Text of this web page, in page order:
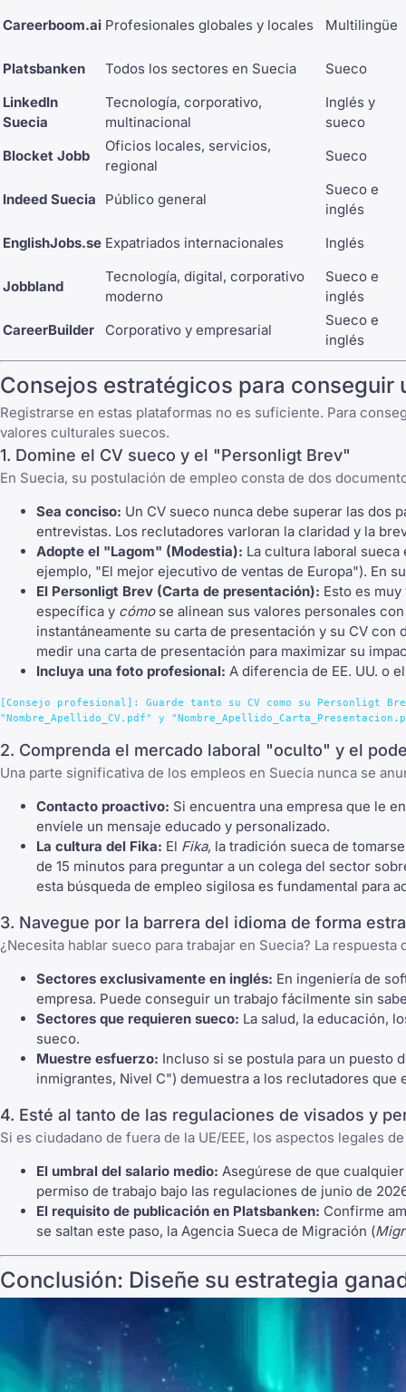
Careerboom.ai Profesionales globales y locales Multilingüe
Platsbanken Todos los sectores en Suecia
Sueco
LinkedIn
Suecia
Tecnología, corporativo,
multinacional
Inglés y
sueco
Blocket Jobb
Oficios locales, servicios,
regional
Sueco
Indeed Suecia Público general
Sueco e
inglés
EnglishJobs.se Expatriados internacionales Inglés
Jobbland
Tecnología, digital, corporativo
moderno
Sueco e
inglés
CareerBuilder
Corporativo y empresarial
Sueco e
inglés
Consejos estratégicos para conseguir
Registrarse en estas plataformas no es suficiente. Para
valores culturales suecos.
1. Domine el CV sueco y el "Personligt Brev"
En Suecia, su postulación de empleo consta de dos
Sea conciso: Un CV sueco nunca debe superar las dos
entrevistas. Los reclutadores varloran la claridad y la
Adopte el "Lagom" (Modestia): La cultura laboral
ejemplo, "El mejor ejecutivo de ventas de Europa"). En
El Personligt Brev (Carta de presentación): Esto es
específica y cómose alinean sus valores personales
instantáneamente su carta de presentación y su CV
medir una carta de presentación para maximizar su
Incluya una foto profesional: A diferencia de EE. UU. o
[Consejo profesional]: Guarde tanto su CV como su Personligt
2. Comprenda el mercado laboral "oculto" y el
Una parte significativa de los empleos en Suecia nunca se
Contacto proactivo: Si encuentra una empresa que le
envíele un mensaje educado y personalizado.
La cultura del Fika: El Fika, la tradición sueca de
de 15 minutos para preguntar a un colega del sector
esta búsqueda de empleo sigilosa es fundamental para
3. Navegue por la barrera del idioma de forma
¿Necesita hablar sueco para trabajar en Suecia? La
Sectores exclusivamente en inglés: En ingeniería de
empresa. Puede conseguir un trabajo fácilmente sin
Sectores que requieren sueco: La salud, la educación,
sueco.
Muestre esfuerzo: Incluso si se postula para un puesto
inmigrantes, Nivel C") demuestra a los reclutadores
4. Esté al tanto de las regulaciones de visados y
Si es ciudadano de fuera de la UE/EEE, los aspectos legales
El umbral del salario medio: Asegúrese de que
permiso de trabajo bajo las regulaciones de junio de
El requisito de publicación en Platsbanken: Confirme
se saltan este paso, la Agencia Sueca de Migración (
Conclusión: Diseñe su estrategia